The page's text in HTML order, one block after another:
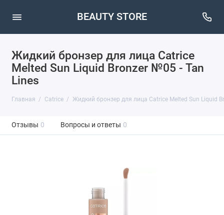
BEAUTY STORE
Жидкий бронзер для лица Catrice
Melted Sun Liquid Bronzer №05 - Tan
Lines
Главная Catrice Жидкий бронзер для лица Catrice Melted Sun Liquid
Отзывы 0 Вопросы и ответы 0